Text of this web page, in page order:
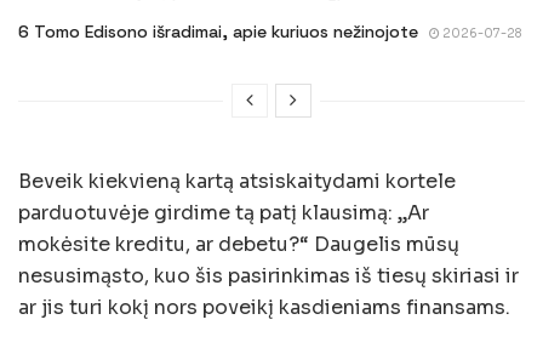
6 Tomo Edisono išradimai, apie kuriuos nežinojote 2026-07-28
Beveik kiekvieną kartą atsiskaitydami kortele
parduotuvėje girdime tą patį klausimą: „Ar
mokėsite kreditu, ar debetu?“ Daugelis mūsų
nesusimąsto, kuo šis pasirinkimas iš tiesų skiriasi ir
ar jis turi kokį nors poveikį kasdieniams finansams.